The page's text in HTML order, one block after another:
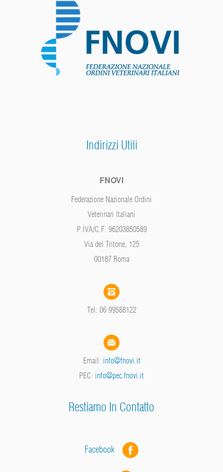
Indirizzi Utili
FNOVI
Federazione Nazionale Ordini
Veterinari Italiani
P.IVA/C.F. 96203850589
Via del Tritone, 125
00187 Roma
Tel: 06 99588122
Email: info@fnovi.it
PEC: info@pec.fnovi.it
Restiamo In Contatto
Facebook